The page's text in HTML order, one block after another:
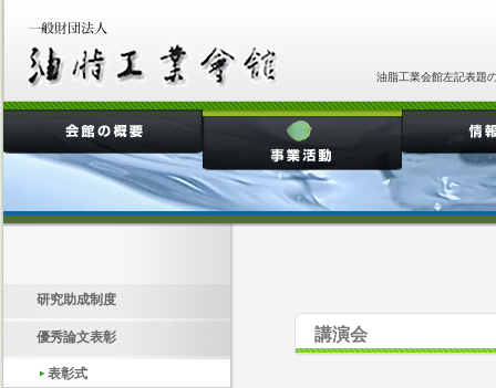
油脂工業会館左記表題
研究助成制度
優秀論文表彰
表彰式
講演会